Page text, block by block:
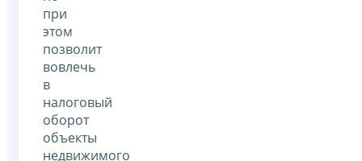
при
этом
позволит
вовлечь
в
налоговый
оборот
объекты
недвижимого